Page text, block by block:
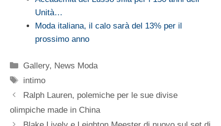
Unità…
Moda italiana, il calo sarà del 13% per il
prossimo anno
Categorie
Gallery, News Moda
Tag
intimo
Ralph Lauren, polemiche per le sue divise
olimpiche made in China